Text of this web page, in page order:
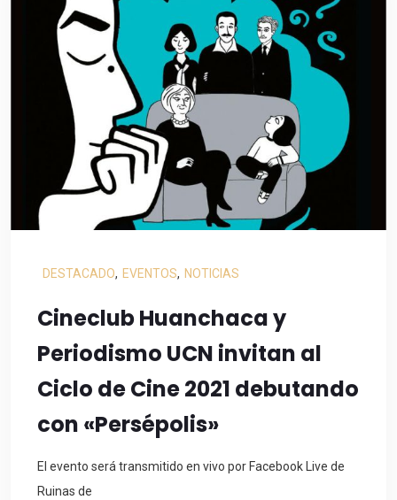
DESTACADO, EVENTOS, NOTICIAS
Cineclub Huanchaca y
Periodismo UCN invitan al
Ciclo de Cine 2021 debutando
con «Persépolis»
El evento será transmitido en vivo por Facebook Live de
Ruinas de